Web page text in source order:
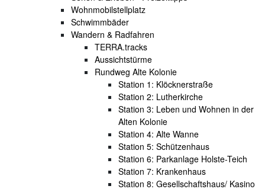
Wohnmobilstellplatz
Schwimmbäder
Wandern & Radfahren
TERRA.tracks
Aussichtstürme
Rundweg Alte Kolonie
Station 1: Klöcknerstraße
Station 2: Lutherkirche
Station 3: Leben und Wohnen in der
Alten Kolonie
Station 4: Alte Wanne
Station 5: Schützenhaus
Station 6: Parkanlage Holste-Teich
Station 7: Krankenhaus
Station 8: Gesellschaftshaus/ Kasino